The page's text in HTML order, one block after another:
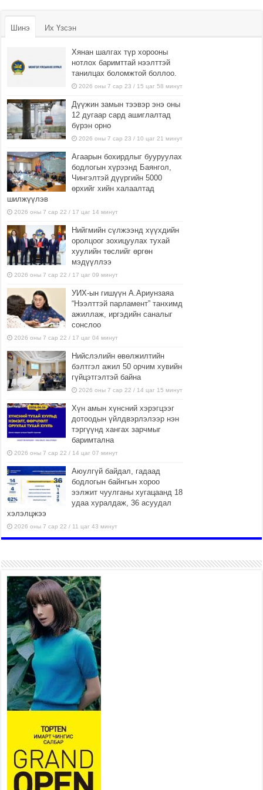
Шинэ Их Үзсэн
Хянан шалгах түр хорооны
нотлох баримттай нээлттэй
танилцах боломжтой боллоо.
2026 оны 7 сар 23 / 15 цаг 58 минут
Дүүжин замын тээвэр энэ оны
12 дугаар сард ашиглалтад
бүрэн орно
2026 оны 7 сар 23 / 10 цаг 21 минут
Агаарын бохирдлыг бууруулах
бодлогын хүрээнд Баянгол,
Чингэлтэй дүүргийн 5000
өрхийг хийн халаалтад
шилжүүлэв
2026 оны 7 сар 22 / 17 цаг 14 минут
Нийгмийн сүлжээнд хүүхдийн
оролцоог зохицуулах тухай
хуулийн төслийг өргөн
мэдүүллээ
2026 оны 7 сар 22 / 17 цаг 09 минут
УИХ-ын гишүүн А.Ариунзаяа
“Нээлттэй парламент” танхимд
ажиллаж, иргэдийн саналыг
сонслоо
2026 оны 7 сар 22 / 17 цаг 04 минут
Нийслэлийн өвөлжилтийн
бэлтгэл ажил 50 орчим хувийн
гүйцэтгэлтэй байна
2026 оны 7 сар 22 / 14 цаг 15 минут
Хүн амын хүнсний хэрэгцээг
дотоодын үйлдвэрлэлээр нэн
тэргүүнд хангах зарчмыг
баримтална
2026 оны 7 сар 22 / 14 цаг 07 минут
Аюулгүй байдал, гадаад
бодлогын байнгын хороо
ээлжит чуулганы хугацаанд 18
удаа хуралдаж, 36 асуудал
хэлэлцжээ
2026 оны 7 сар 22 / 11 цаг 43 минут
боломжтой-Хүүхэд хөгжүүлэх
төв” байгуулах төсөлд төр,
хувийн хэвшлийн түншлэлийн хүрээнд хамтран
ажиллахыг урьж байна
2026 оны 7 сар 22 / 9 цаг 28 минут
Б.Пүрэвдагва: “Урт цагаан”-ыг
залуучууд чөлөөт цагаа
өнгөрүүлдэг, жуулчид зорьж
ирдэг цэг болгоно
2026 оны 7 сар 21 / 16 цаг 47 минут
Тусгай замын автобус /BRT/ төслийн удирдах
хорооны ээлжит хуралдаан боллоо
Ерөнхий сайд Н.Учрал БНХАУ-аас Монгол Улсад
суугаа Элчин сайд Шэнь Миньжюанийг хүлээн
авч уулзав
2026 оны 7 сар 21 / 16 цаг 39 минут
БҮГД НАЙРАМДАХ ТАЖИКИСТАН УЛСТАЙ